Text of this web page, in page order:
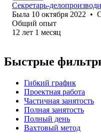
Секретарь-
Была 10 октября 2022 •
Общий опыт
12 лет 1 месяц
Быстрые
Гибкий график
Проектная работа
Частичная занятость
Полная занятость
Полный день
Вахтовый метод